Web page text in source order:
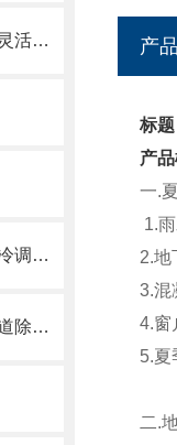
组合式调温除湿机：温湿双控的灵活节能解决方案
创新科技助力实验室研究——风冷调温除湿机
掌握空气的艺术：风冷调温型管道除湿机的奥秘
产
标
产
一.
1.
2.地
3.混
4.窗
5.夏
二.